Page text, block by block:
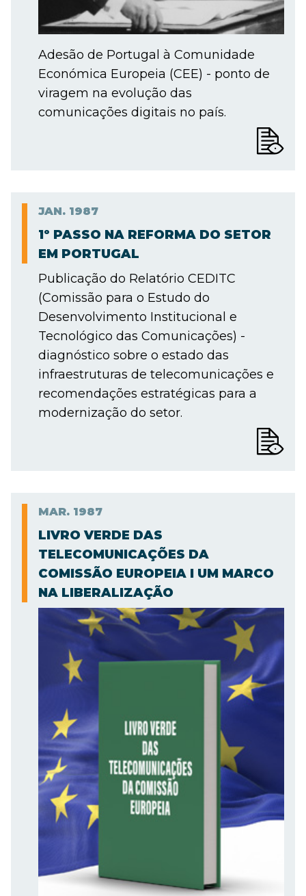
Adesão de Portugal à Comunidade
Económica Europeia (CEE) - ponto de
viragem na evolução das
comunicações digitais no país.
JAN. 1987
1º PASSO NA REFORMA DO SETOR
EM PORTUGAL
Publicação do Relatório CEDITC
(Comissão para o Estudo do
Desenvolvimento Institucional e
Tecnológico das Comunicações) -
diagnóstico sobre o estado das
infraestruturas de telecomunicações e
recomendações estratégicas para a
modernização do setor.
MAR. 1987
LIVRO VERDE DAS
TELECOMUNICAÇÕES DA
COMISSÃO EUROPEIA I UM MARCO
NA LIBERALIZAÇÃO